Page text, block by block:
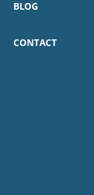
BLOG
CONTACT